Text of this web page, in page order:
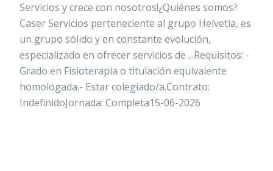
Servicios y crece con nosotros!¿Quiénes somos?
Caser Servicios perteneciente al grupo Helvetia, es
un grupo sólido y en constante evolución,
especializado en ofrecer servicios de ...Requisitos: -
Grado en Fisioterapia o titulación equivalente
homologada.- Estar colegiado/a.Contrato:
IndefinidoJornada: Completa15-06-2026